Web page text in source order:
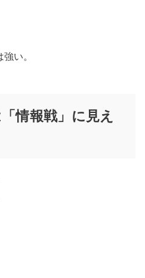
い。
情報戦」に見え